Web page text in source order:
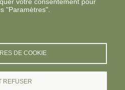
"Paramètres".
DE COOKIE
REFUSER